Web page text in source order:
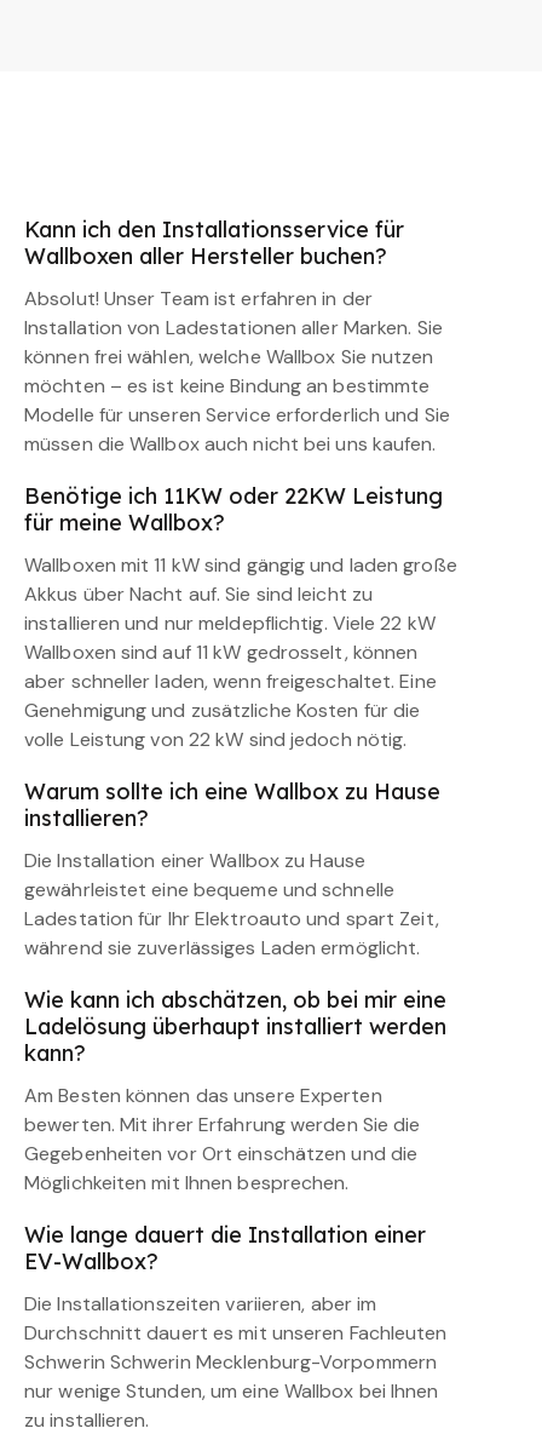
Kann ich den Installationsservice für
Wallboxen aller Hersteller buchen?
Absolut! Unser Team ist erfahren in der
Installation von Ladestationen aller Marken. Sie
können frei wählen, welche Wallbox Sie nutzen
möchten – es ist keine Bindung an bestimmte
Modelle für unseren Service erforderlich und Sie
müssen die Wallbox auch nicht bei uns kaufen.
Benötige ich 11KW oder 22KW Leistung
für meine Wallbox?
Wallboxen mit 11 kW sind gängig und laden große
Akkus über Nacht auf. Sie sind leicht zu
installieren und nur meldepflichtig. Viele 22 kW
Wallboxen sind auf 11 kW gedrosselt, können
aber schneller laden, wenn freigeschaltet. Eine
Genehmigung und zusätzliche Kosten für die
volle Leistung von 22 kW sind jedoch nötig.
Warum sollte ich eine Wallbox zu Hause
installieren?
Die Installation einer Wallbox zu Hause
gewährleistet eine bequeme und schnelle
Ladestation für Ihr Elektroauto und spart Zeit,
während sie zuverlässiges Laden ermöglicht.
Wie kann ich abschätzen, ob bei mir eine
Ladelösung überhaupt installiert werden
kann?
Am Besten können das unsere Experten
bewerten. Mit ihrer Erfahrung werden Sie die
Gegebenheiten vor Ort einschätzen und die
Möglichkeiten mit Ihnen besprechen.
Wie lange dauert die Installation einer
EV-Wallbox?
Die Installationszeiten variieren, aber im
Durchschnitt dauert es mit unseren Fachleuten
Schwerin Schwerin Mecklenburg-Vorpommern
nur wenige Stunden, um eine Wallbox bei Ihnen
zu installieren.